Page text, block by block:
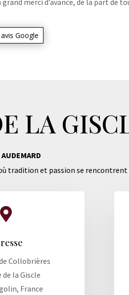
Google
LA
tradition et passion se rencontrent

Collobrières
de la Giscle
France